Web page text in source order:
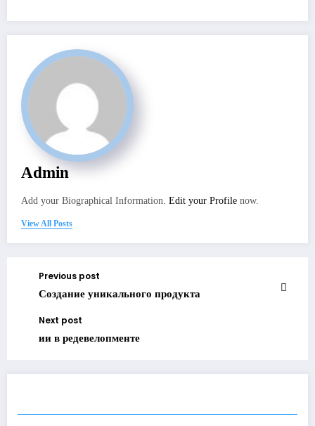
Admin
Add your Biographical Information. Edit your Profile now.
View All Posts
Previous post
Создание уникального продукта
Next post
ии в редевелопменте